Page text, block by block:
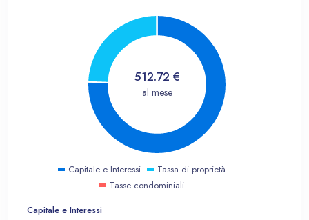
512.72 €
al mese
Capitale e Interessi
Tassa di proprietà
Tasse condominiali
Capitale e Interessi